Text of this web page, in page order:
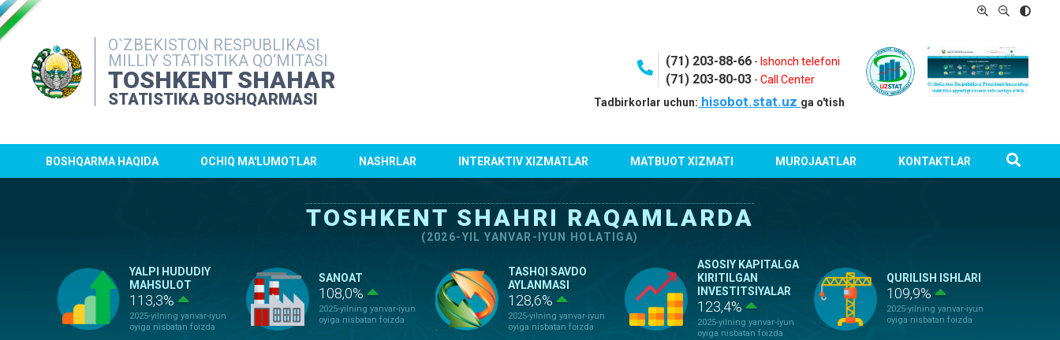
O`ZBEKISTON RESPUBLIKASI
MILLIY STATISTIKA QO‘MITASI
TOSHKENT SHAHAR
STATISTIKA BOSHQARMASI
(71) 203-88-66 - Ishonch telefoni
(71) 203-80-03 -Call Center
Tadbirkorlar uchun: hisobot.stat.uz ga o'tish
BOSHQARMA HAQIDA OCHIQ MA'LUMOTLAR NASHRLAR INTERAKTIV XIZMATLAR MATBUOT XIZMATI MUROJAATLAR KONTAKTLAR
TOSHKENT SHAHRI RAQAMLARDA
(2026-YIL YANVAR-IYUN HOLATIGA)
YALPI HUDUDIY
MAHSULOT
113,3%
2025-yilning yanvar-iyun
oyiga nisbatan foizda
SANOAT
108,0%
2025-yilning yanvar-iyun
oyiga nisbatan foizda
TASHQI SAVDO
AYLANMASI
128,6%
2025-yilning yanvar-iyun
oyiga nisbatan foizda
ASOSIY KAPITALGA
KIRITILGAN
INVESTITSIYALAR
123,4%
2025-yilning yanvar-iyun
oyiga nisbatan foizda
QURILISH ISHLARI
109,9%
2025-yilning yanvar-iyun
oyiga nisbatan foizda